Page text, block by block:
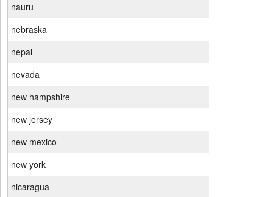
nauru
nebraska
nepal
nevada
new hampshire
new jersey
new mexico
new york
nicaragua